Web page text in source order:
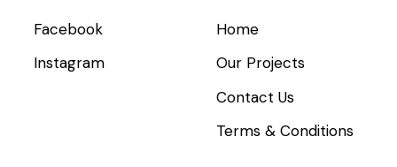
Facebook
Instagram
Home
Our Projects
Contact Us
Terms & Conditions